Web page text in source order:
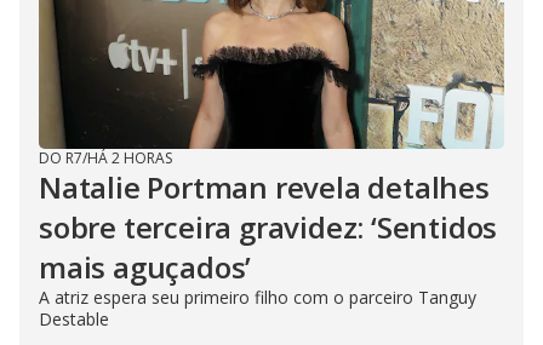
DO R7/HÁ 2 HORAS
Natalie Portman revela detalhes
sobre terceira gravidez: ‘Sentidos
mais aguçados’
A atriz espera seu primeiro filho com o parceiro Tanguy
Destable